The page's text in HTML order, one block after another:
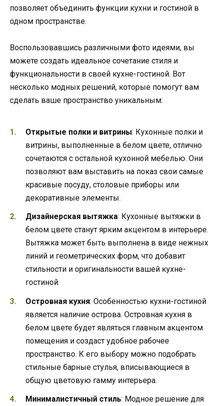
позволяет объединить функции кухни и гостиной в
одном пространстве.
Воспользовавшись различными фото идеями, вы
можете создать идеальное сочетание стиля и
функциональности в своей кухне-гостиной. Вот
несколько модных решений, которые помогут вам
сделать ваше пространство уникальным:
Открытые полки и витрины: Кухонные полки и
витрины, выполненные в белом цвете, отлично
сочетаются с остальной кухонной мебелью. Они
позволяют вам выставить на показ свои самые
красивые посуду, столовые приборы или
декоративные элементы.
Дизайнерская вытяжка: Кухонные вытяжки в
белом цвете станут ярким акцентом в интерьере.
Вытяжка может быть выполнена в виде нежных
линий и геометрических форм, что добавит
стильности и оригинальности вашей кухне-
гостиной.
Островная кухня: Особенностью кухни-гостиной
является наличие острова. Островная кухня в
белом цвете будет являться главным акцентом
помещения и создаст удобное рабочее
пространство. К его выбору можно подобрать
стильные барные стулья, вписывающиеся в
общую цветовую гамму интерьера.
Минималистичный стиль: Модное решение для